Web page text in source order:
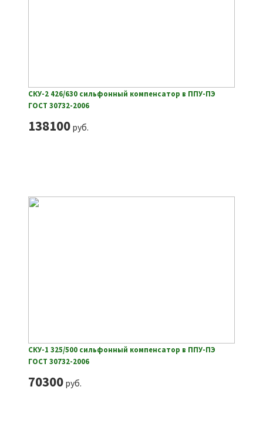
СКУ-2 426/630 сильфонный компенсатор в ППУ-ПЭ
ГОСТ 30732-2006
138100руб.
СКУ-1 325/500 сильфонный компенсатор в ППУ-ПЭ
ГОСТ 30732-2006
70300руб.